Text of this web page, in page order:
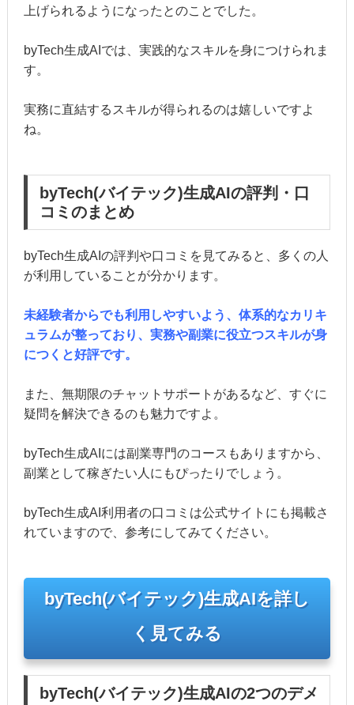
上げられるようになったとのことでした。
byTech生成AIでは、実践的なスキルを身につけられま
す。
実務に直結するスキルが得られるのは嬉しいですよ
ね。
byTech(バイテック)生成AIの評判・口
コミのまとめ
byTech生成AIの評判や口コミを見てみると、多くの人
が利用していることが分かります。
未経験者からでも利用しやすいよう、体系的なカリキ
ュラムが整っており、実務や副業に役立つスキルが身
につくと好評です。
また、無期限のチャットサポートがあるなど、すぐに
疑問を解決できるのも魅力ですよ。
byTech生成AIには副業専門のコースもありますから、
副業として稼ぎたい人にもぴったりでしょう。
byTech生成AI利用者の口コミは公式サイトにも掲載さ
れていますので、参考にしてみてください。
byTech(バイテック)生成AIを詳し
く見てみる
byTech(バイテック)生成AIの2つのデメ